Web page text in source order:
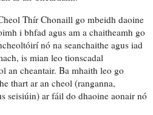
Thír Chonaill go mbeidh daoine
i bhfad agus am a chaitheamh go
nó na seanchaithe agus iad
is mian leo tionscadal
an cheantair. Ba mhaith leo go
thart ar an cheol (ranganna,
seisiúin) ar fáil do dhaoine aonair nó